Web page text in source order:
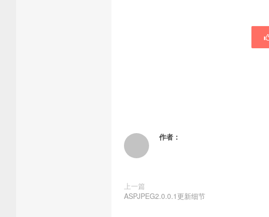
作者：
上一篇
ASPJPEG2.0.0.1更新细节